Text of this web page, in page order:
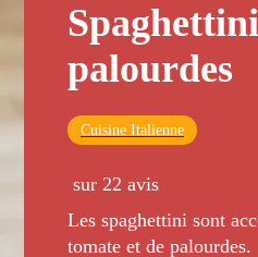
palourdes
Cuisine Italienne
sur 22 avis
Les spaghettini sont
tomate et de palourdes.